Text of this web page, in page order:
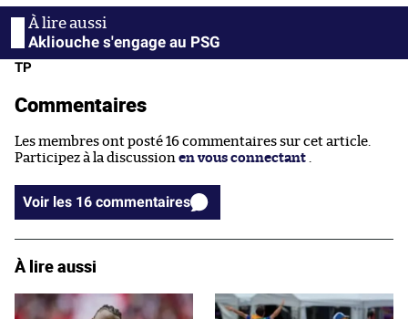
Akliouche s'engage au PSG
TP
Commentaires
Les membres ont posté 16 commentaires sur cet article.
Participez à la discussion en vous connectant
Voir les 16 commentaires
À lire aussi